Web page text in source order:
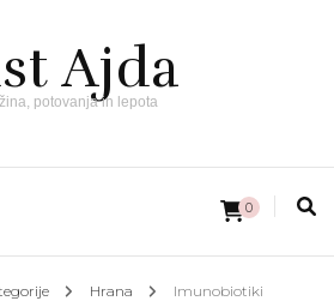
Ajda
potovanja in lepota
0
Hrana
Imunobiotiki